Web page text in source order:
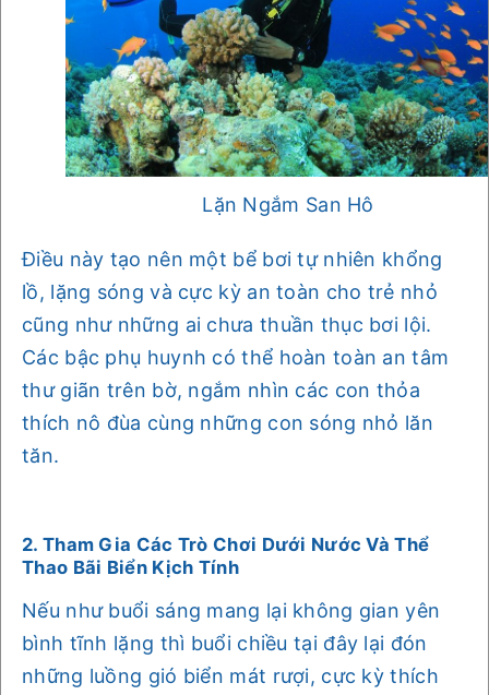
Lặn Ngắm San Hô
Điều này tạo nên một bể bơi tự nhiên khổng
lồ, lặng sóng và cực kỳ an toàn cho trẻ nhỏ
cũng như những ai chưa thuần thục bơi lội.
Các bậc phụ huynh có thể hoàn toàn an tâm
thư giãn trên bờ, ngắm nhìn các con thỏa
thích nô đùa cùng những con sóng nhỏ lăn
tăn.
2. Tham Gia Các Trò Chơi Dưới Nước Và Thể
Thao Bãi Biển Kịch Tính
Nếu như buổi sáng mang lại không gian yên
bình tĩnh lặng thì buổi chiều tại đây lại đón
những luồng gió biển mát rượi, cực kỳ thích